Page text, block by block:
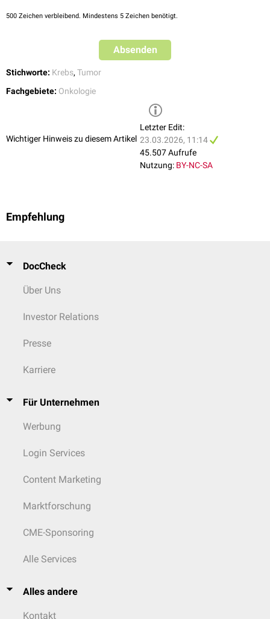
Letztlich findet die Tumorprogressionstatt. Der
. Darüber hinaus können durch Absiedelung von
gebildet werden.
500 Zeichen verbleibend. Mindestens 5 Zeichen benötigt.
Absenden
Stichworte: Krebs, Tumor
Fachgebiete: Onkologie
Wichtiger Hinweis zu diesem Artikel
Letzter Edit:
23.03.2026, 11:14
45.507 Aufrufe
Nutzung: BY-NC-SA
Empfehlung
DocCheck
Über Uns
Investor Relations
Presse
Karriere
Für Unternehmen
Werbung
Login Services
Content Marketing
Marktforschung
CME-Sponsoring
Alle Services
Alles andere
Kontakt